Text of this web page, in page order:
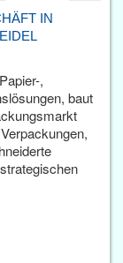
IN
,
baut